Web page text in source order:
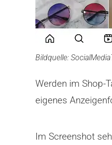
Bildquelle:
Werden im Shop-
eigenes
Im Screenshot